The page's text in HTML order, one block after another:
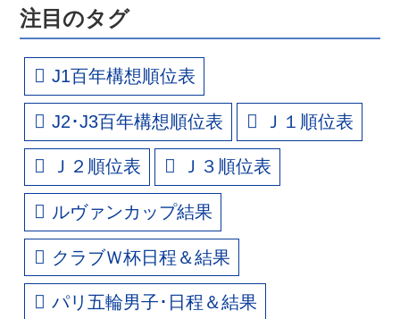
注目のタグ
J1百年構想順位表
J2･J3百年構想順位表 Ｊ１順位表
Ｊ２順位表 Ｊ３順位表
ルヴァンカップ結果
クラブＷ杯日程＆結果
パリ五輪男子･日程＆結果